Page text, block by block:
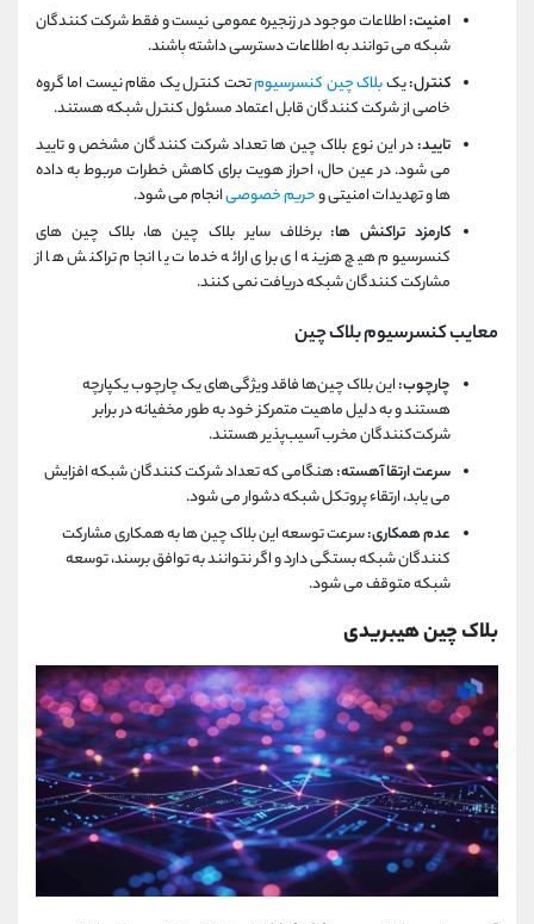
امنیت:اطلاعات موجود در زنجیره عمومی نیست و فقط شرکت کنندگان
شبکه می توانند به اطلاعات دسترسی داشته باشند.
کنترل:یکبلاک چین کنسرسیومتحت کنترل یک مقام نیست اما گروه
خاصی از شرکت کنندگان قابل اعتماد مسئول کنترل شبکه هستند.
تایید:در این نوع بلاک چین ها تعداد شرکت کنندگان مشخص و تایید
می شود. در عین حال، احراز هویت برای کاهش خطرات مربوط به داده
ها و تهدیدات امنیتی وحریم خصوصیانجام می شود.
کارمزد تراکنش ها: برخلاف سایر بلاک چین ها، بلاک چین های
کنسرسیوم هیچ هزینه ای برای ارائه خدمات یا انجام تراکنش ها از
مشارکت کنندگان شبکه دریافت نمی کنند.
معایبکنسرسیوم بلاک چین
چارچوب:این بلاک‌ چین‌ها فاقد ویژگی‌های یک چارچوب یکپارچه
هستند و به دلیل ماهیت متمرکز خود به طور مخفیانه در برابر
شرکت‌کنندگان مخرب آسیب‌پذیر هستند.
سرعت ارتقا آهسته:هنگامی که تعداد شرکت کنندگان شبکه افزایش
می یابد، ارتقاء پروتکل شبکه دشوار می شود.
عدم همکاری:سرعت توسعه این بلاک چین ها به همکاری مشارکت
کنندگان شبکه بستگی دارد و اگر نتوانند به توافق برسند، توسعه
شبکه متوقف می شود.
بلاک چین هیبریدی